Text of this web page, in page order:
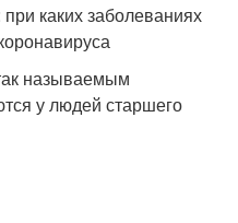
каких заболеваниях
называемым
у людей старшего